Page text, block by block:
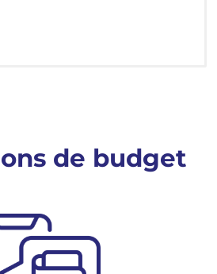
de budget